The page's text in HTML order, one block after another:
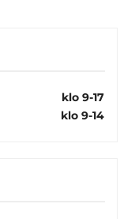
klo 9-17
klo 9-14